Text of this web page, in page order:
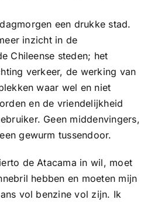
een drukke stad.
inzicht in de
Chileense steden; het
verkeer, de werking van
waar wel en niet
en de vriendelijkheid
Geen middenvingers,
gewurm tussendoor.
de Atacama in wil, moet
hebben en moeten mijn
vol benzine vol zijn. Ik